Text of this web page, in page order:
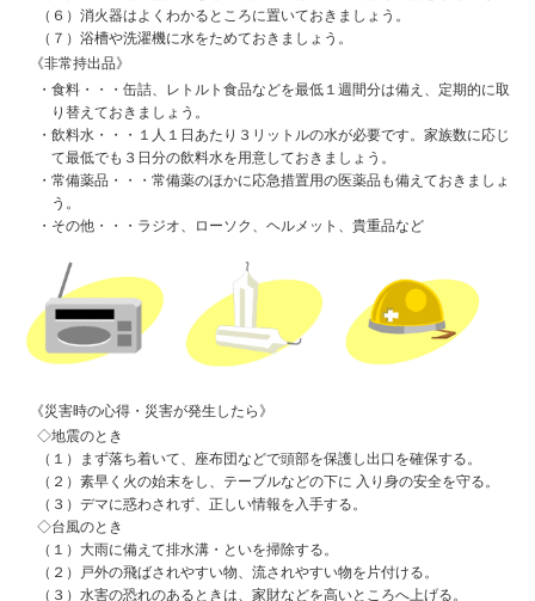
（６）消火器はよくわかるところに置いておきましょう。
（７）浴槽や洗濯機に水をためておきましょう。
《非常持出品》
・食料・・・缶詰、レトルト食品などを最低１週間分は備え、定期的に取
り替えておきましょう。
・飲料水・・・１人１日あたり３リットルの水が必要です。家族数に応じ
て最低でも３日分の飲料水を用意しておきましょう。
・常備薬品・・・常備薬のほかに応急措置用の医薬品も備えておきましょ
う。
・その他・・・ラジオ、ローソク、ヘルメット、貴重品など
《災害時の心得・災害が発生したら》
◇地震のとき
（１）まず落ち着いて、座布団などで頭部を保護し出口を確保する。
（２）素早く火の始末をし、テーブルなどの下に 入り身の安全を守る。
（３）デマに惑わされず、正しい情報を入手する。
◇台風のとき
（１）大雨に備えて排水溝・といを掃除する。
（２）戸外の飛ばされやすい物、流されやすい物を片付ける。
（３）水害の恐れのあるときは、家財などを高いところへ上げる。